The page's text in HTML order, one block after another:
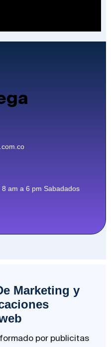
am a 6 pm Sabadados
Marketing y
por publicitas